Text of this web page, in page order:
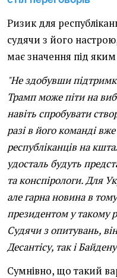
Ризик для
судячи з його
має значення під
"Не здобувши
Трамп може піти на
навіть спробувати
разі в його команді
республіканців на
удосталь будуть
та конспірологи. Для
але гарна новина в
президентом у такому
Судячи з опитувань,
Десантісу, так і Байдену
Сумнівно, що такий